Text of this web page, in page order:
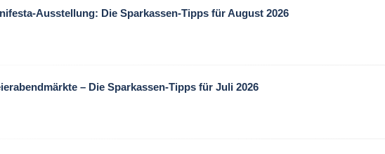
Ausstellung: Die Sparkassen-Tipps für August 2026
– Die Sparkassen-Tipps für Juli 2026